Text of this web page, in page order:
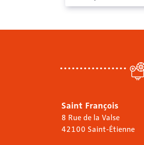
Saint François
8 Rue de la Valse
42100 Saint-Étienne